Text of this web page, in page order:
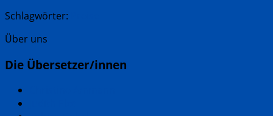
Schlagwörter:
Über uns
Die Übersetzer/innen